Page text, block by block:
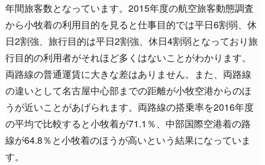
年間旅客数となっています。2015年度の航空旅客動態調査
から小牧着の利用目的を見ると仕事目的では平日6割弱、休
日2割強、旅行目的は平日2割強、休日4割弱となっており旅
行目的の利用者がそれほど多くはないことがわかります。
両路線の普通運賃に大きな差はありません。また、両路線
の違いとして名古屋中心部までの距離が小牧空港からのほ
うが近いことがあげられます。両路線の搭乗率を2016年度
の平均で比較すると小牧着が71.1％、中部国際空港着の路
線が64.8％と小牧着のほうが高いという結果になっていま
す。